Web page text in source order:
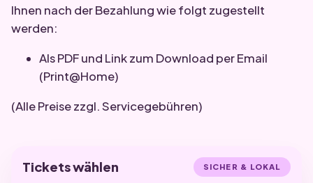
Ihnen nach der Bezahlung wie folgt zugestellt
werden:
Als PDF und Link zum Download per Email
(Print@Home)
(Alle Preise zzgl. Servicegebühren)
Tickets wählen SICHER & LOKAL